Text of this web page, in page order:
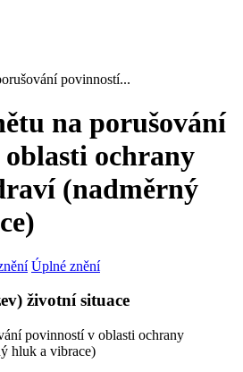
povinností...
na porušování
ochrany
(nadměrný
Úplné znění
životní situace
povinností v oblasti ochrany
hluk a vibrace)